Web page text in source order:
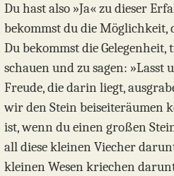
Du hast also »Ja« zu dieser
bekommst du die Möglichkeit,
Du bekommst die Gelegenheit,
schauen und zu sagen: »Lasst
Freude, die darin liegt,
wir den Stein beiseiteräumen
ist, wenn du einen großen
all diese kleinen Viecher
kleinen Wesen kriechen